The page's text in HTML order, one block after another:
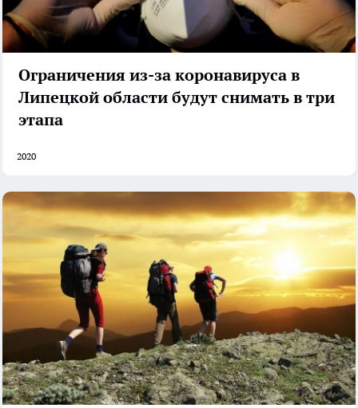
Ограничения из-за коронавируса в
Липецкой области будут снимать в три
этапа
2020